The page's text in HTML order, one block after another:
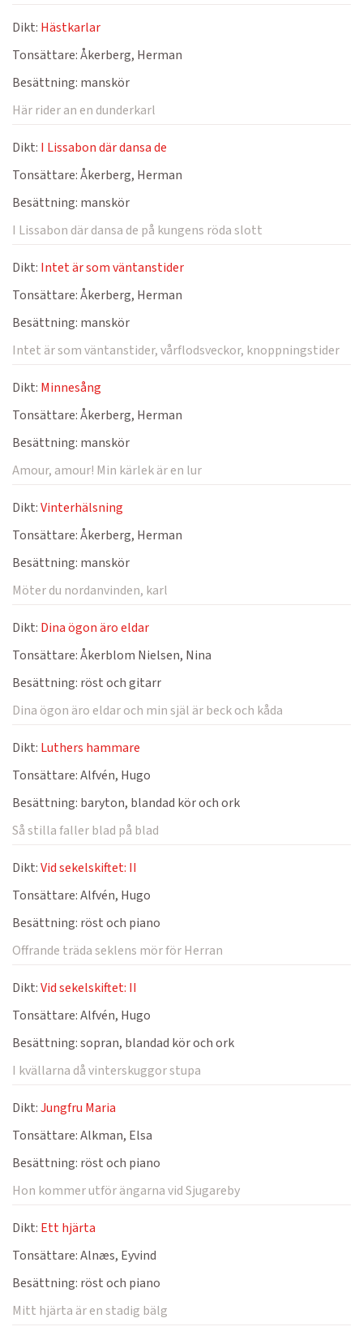
Dikt: Hästkarlar
Tonsättare:Åkerberg, Herman
Besättning: manskör
Här rider an en dunderkarl
Dikt: I Lissabon där dansa de
Tonsättare:Åkerberg, Herman
Besättning: manskör
I Lissabon där dansa de på kungens röda slott
Dikt: Intet är som väntanstider
Tonsättare:Åkerberg, Herman
Besättning: manskör
Intet är som väntanstider, vårflodsveckor, knoppningstider
Dikt: Minnesång
Tonsättare:Åkerberg, Herman
Besättning: manskör
Amour, amour! Min kärlek är en lur
Dikt:Vinterhälsning
Tonsättare:Åkerberg, Herman
Besättning: manskör
Möter du nordanvinden, karl
Dikt: Dina ögon äro eldar
Tonsättare:Åkerblom Nielsen, Nina
Besättning: röst och gitarr
Dina ögon äro eldar och min själ är beck och kåda
Dikt: Luthers hammare
Tonsättare:Alfvén, Hugo
Besättning: baryton, blandad kör och ork
Så stilla faller blad på blad
Dikt:Vid sekelskiftet: II
Tonsättare:Alfvén, Hugo
Besättning: röst och piano
Offrande träda seklens mör för Herran
Dikt:Vid sekelskiftet: II
Tonsättare:Alfvén, Hugo
Besättning:sopran, blandad kör och ork
I kvällarna då vinterskuggor stupa
Dikt:Jungfru Maria
Tonsättare:Alkman, Elsa
Besättning: röst och piano
Hon kommer utför ängarna vid Sjugareby
Dikt: Ett hjärta
Tonsättare:Alnæs, Eyvind
Besättning: röst och piano
Mitt hjärta är en stadig bälg